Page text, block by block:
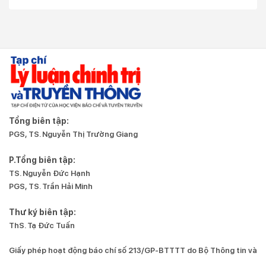
Tổng biên tập:
PGS, TS. Nguyễn Thị Trường Giang
P.Tổng biên tập:
TS. Nguyễn Đức Hạnh
PGS, TS. Trần Hải Minh
Thư ký biên tập:
ThS. Tạ Đức Tuấn
Giấy phép hoạt động báo chí số 213/GP-BTTTT do Bộ Thông tin và